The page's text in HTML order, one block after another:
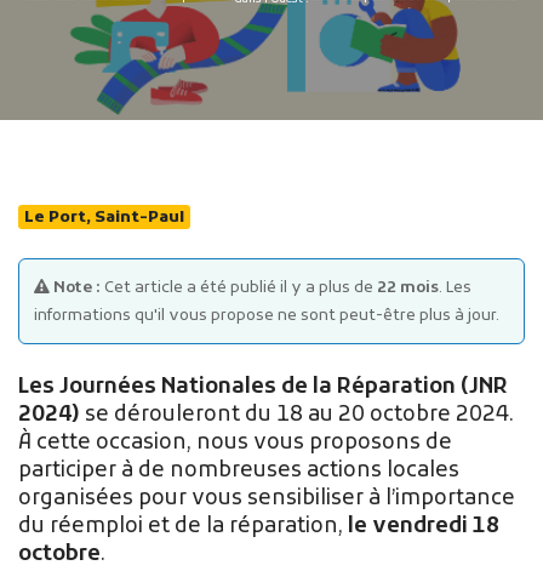
Publicité des actes
Plans d'accès
Le Port, Saint-Paul
Note : Cet article a été publié il y a plus de 22 mois. Les
informations qu'il vous propose ne sont peut-être plus à jour.
Les Journées Nationales de la Réparation (JNR
2024) se dérouleront du 18 au 20 octobre 2024.
À cette occasion, nous vous proposons de
participer à de nombreuses actions locales
organisées pour vous sensibiliser à l’importance
du réemploi et de la réparation, le vendredi 18
octobre.